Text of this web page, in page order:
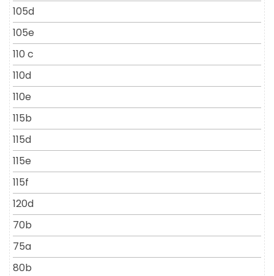
105d
105e
110 c
110d
110e
115b
115d
115e
115f
120d
70b
75a
80b